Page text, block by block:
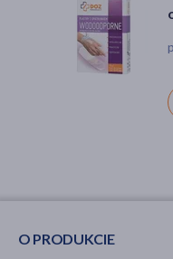
O PRODUKCIE